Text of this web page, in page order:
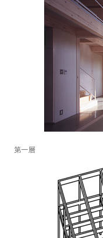
第一層